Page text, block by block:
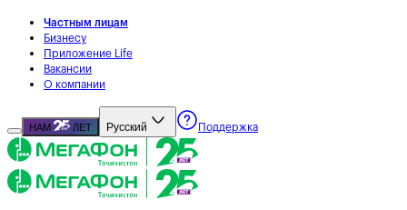
Частным лицам
Бизнесу
Приложение Life
Вакансии
О компании
НАМ ЛЕТ Русский Поддержка